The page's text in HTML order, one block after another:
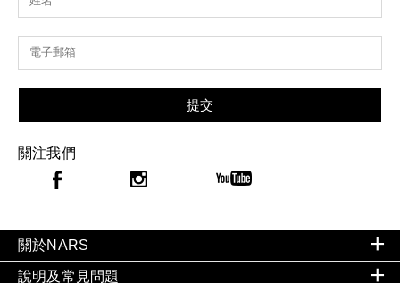
提交
關注我們
關於NARS
說明及常見問題